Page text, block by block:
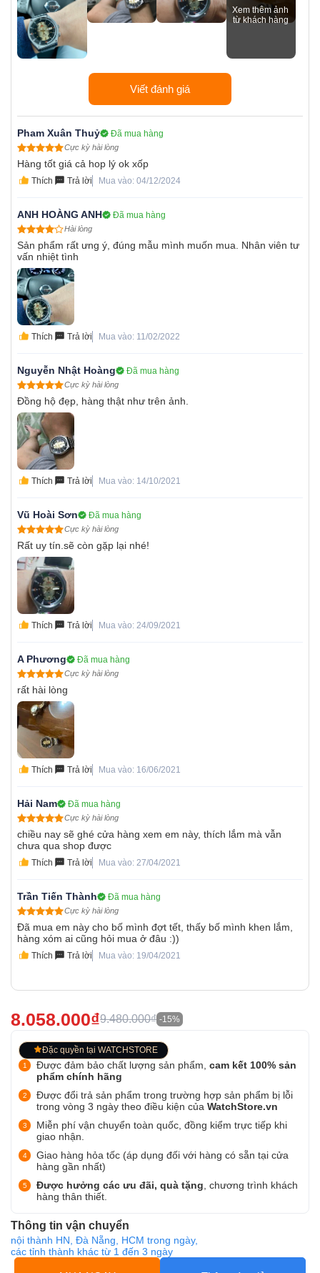
Viết đánh giá
Pham Xuân Thuỷ Đã mua hàng
Cực kỳ hài lòng
Hàng tốt giá cả hop lý ok xốp
Thích Trả lời Mua vào: 04/12/2024
ANH HOÀNG ANH Đã mua hàng
Hài lòng
Sản phẩm rất ưng ý, đúng mẫu mình muốn mua. Nhân viên tư
vấn nhiệt tình
Thích Trả lời Mua vào: 11/02/2022
Nguyễn Nhật Hoàng Đã mua hàng
Cực kỳ hài lòng
Đồng hộ đẹp, hàng thật như trên ảnh.
Thích Trả lời Mua vào: 14/10/2021
Vũ Hoài Sơn Đã mua hàng
Cực kỳ hài lòng
Rất uy tín.sẽ còn gặp lại nhé!
Thích Trả lời Mua vào: 24/09/2021
A Phương Đã mua hàng
Cực kỳ hài lòng
rất hài lòng
Thích Trả lời Mua vào: 16/06/2021
Hải Nam Đã mua hàng
Cực kỳ hài lòng
chiều nay sẽ ghé cửa hàng xem em này, thích lắm mà vẫn
chưa qua shop được
Thích Trả lời Mua vào: 27/04/2021
Trần Tiến Thành Đã mua hàng
Cực kỳ hài lòng
Đã mua em này cho bố mình đợt tết, thấy bố mình khen lắm,
hàng xóm ai cũng hỏi mua ở đâu :))
Thích Trả lời Mua vào: 19/04/2021
8.058.000₫9.480.000₫ -15%
Đặc quyền tại WATCHSTORE
Được đảm bảo chất lượng sản phẩm, cam kết 100% sản
phẩm chính hãng
Được đổi trả sản phẩm trong trường hợp sản phẩm bị lỗi
trong vòng 3 ngày theo điều kiện của WatchStore.vn
Miễn phí vận chuyển toàn quốc, đồng kiểm trực tiếp khi
giao nhận.
Giao hàng hỏa tốc (áp dụng đối với hàng có sẵn tại cửa
hàng gần nhất)
Được hưởng các ưu đãi, quà tặng, chương trình khách
hàng thân thiết.
Thông tin vận chuyển
nội thành HN, Đà Nẵng, HCM trong ngày,
các tỉnh thành khác từ 1 đến 3 ngày